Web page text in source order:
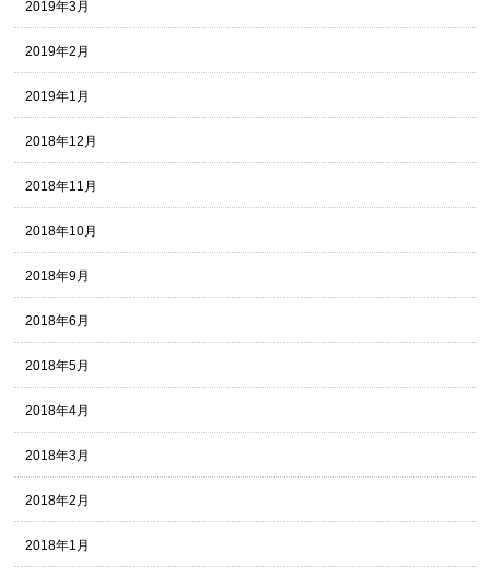
2019年3月
2019年2月
2019年1月
2018年12月
2018年11月
2018年10月
2018年9月
2018年6月
2018年5月
2018年4月
2018年3月
2018年2月
2018年1月